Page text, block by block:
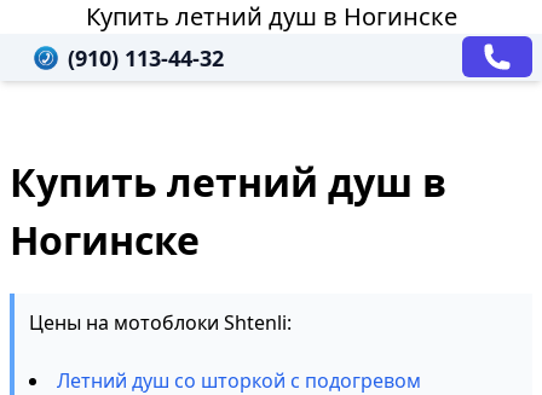
Купить летний душ в Ногинске
(910) 113-44-32
Купить летний душ в
Ногинске
Цены на мотоблоки Shtenli:
Летний душ со шторкой с подогревом